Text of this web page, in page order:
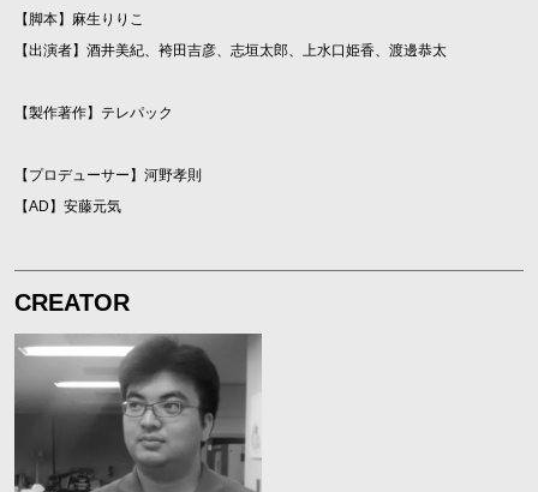
【脚本】麻生りりこ
【出演者】酒井美紀、袴田吉彦、志垣太郎、上水口姫香、渡邊恭太
【製作著作】テレパック
【プロデューサー】河野孝則
【AD】安藤元気
CREATOR